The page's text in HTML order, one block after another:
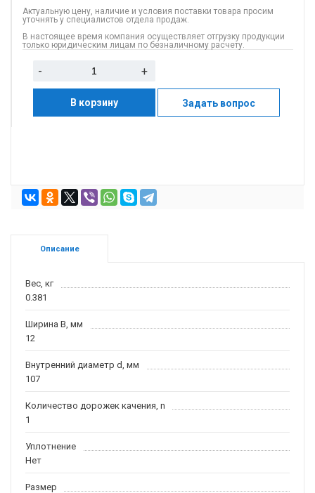
Актуальную цену, наличие и условия поставки товара просим
уточнять у специалистов отдела продаж.
В настоящее время компания осуществляет отгрузку продукции
только юридическим лицам по безналичному расчету.
- +
В корзину Задать вопрос
Описание
Вес, кг
0.381
Ширина B, мм
12
Внутренний диаметр d, мм
107
Количество дорожек качения, n
1
Уплотнение
Нет
Размер